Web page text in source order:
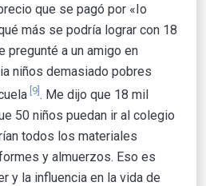
que se pagó por «Io
más se podría lograr con 18
pregunté a un amigo en
niños demasiado pobres
[9]. Me dijo que 18 mil
50 niños puedan ir al colegio
todos los materiales
y almuerzos. Eso es
y la influencia en la vida de